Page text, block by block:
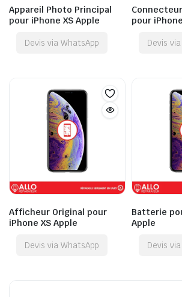
Appareil Photo Principal
pour iPhone XS Apple
Devis via WhatsApp
pour
Devis
Afficheur Original pour
iPhone XS Apple
Devis via WhatsApp
Batterie
Apple
Devis